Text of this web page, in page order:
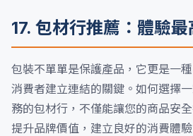
17. 包材行推薦：體驗
包裝不單單是保護產品，它更是一
消費者建立連結的關鍵。如何選擇
務的包材行，不僅能讓您的商品安
提升品牌價值，建立良好的消費體驗